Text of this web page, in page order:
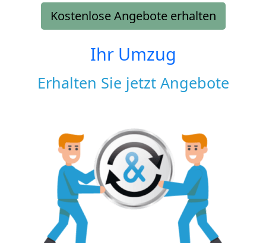
Kostenlose Angebote erhalten
Ihr Umzug
Erhalten Sie jetzt Angebote